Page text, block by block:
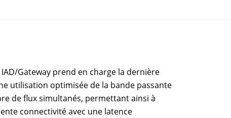
IAD/Gateway prend en charge la dernière
utilisation optimisée de la bande passante
de flux simultanés, permettant ainsi à
connectivité avec une latence